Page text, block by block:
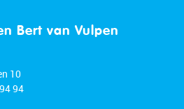
Bert van Vulpen
10
94